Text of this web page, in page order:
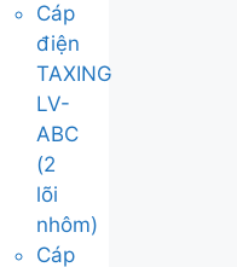
Cáp
điện
TAXING
LV-
ABC
(2
lõi
nhôm)
Cáp